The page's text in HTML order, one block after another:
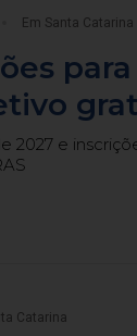
Em Santa Catarina
2027 e
Catarina